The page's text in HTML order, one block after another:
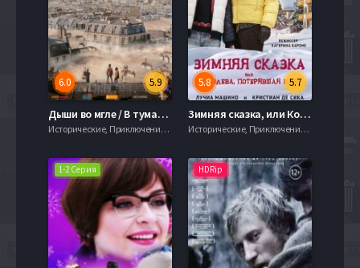
5.9
6.0
Дыши во мгле / В тумане (2018)
Исторические, Приключения, Семейный, 720hd, mobilen,
5.7
5.8
Зимняя сказка, или Королева, потерявшая имя (2016)
Исторические, Приключения, Семейный, 720hd, mobilen,
1-2 Серия HDRip